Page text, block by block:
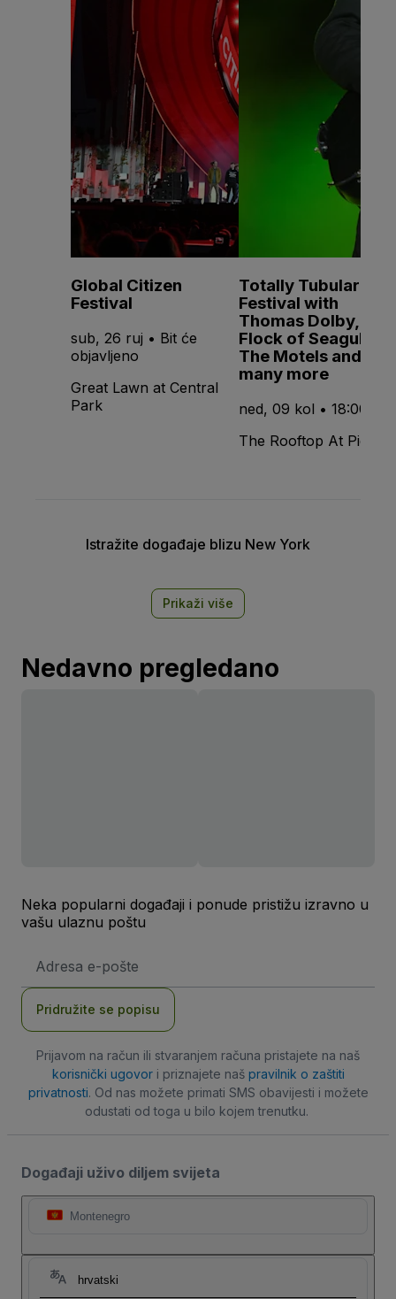
Global Citizen
Festival
sub, 26 ruj • Bit će
objavljeno
Great Lawn at Central
Park
Totally Tubular
Festival with
Thomas Dolby, A
Flock of Seagulls,
The Motels and
many more
ned, 09 kol • 18:00
The Rooftop At Pier 17
Istražite događaje blizu New York
Prikaži više
Nedavno pregledano
Neka popularni događaji i ponude pristižu izravno u
vašu ulaznu poštu
mail
Pridružite se popisu
Prijavom na račun ili stvaranjem računa pristajete na naš
korisnički ugovori priznajete naš pravilnik o zaštiti
privatnosti. Od nas možete primati SMS obavijesti i možete
odustati od toga u bilo kojem trenutku.
Događaji uživo diljem svijeta
Montenegro
hrvatski